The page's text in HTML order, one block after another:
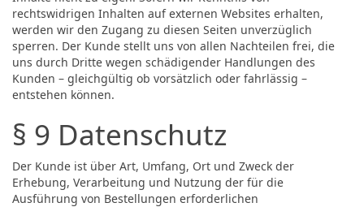
rechtswidrigen Inhalten auf externen Websites erhalten,
werden wir den Zugang zu diesen Seiten unverzüglich
sperren. Der Kunde stellt uns von allen Nachteilen frei, die
uns durch Dritte wegen schädigender Handlungen des
Kunden – gleichgültig ob vorsätzlich oder fahrlässig –
entstehen können.
§ 9 Datenschutz
Der Kunde ist über Art, Umfang, Ort und Zweck der
Erhebung, Verarbeitung und Nutzung der für die
Ausführung von Bestellungen erforderlichen